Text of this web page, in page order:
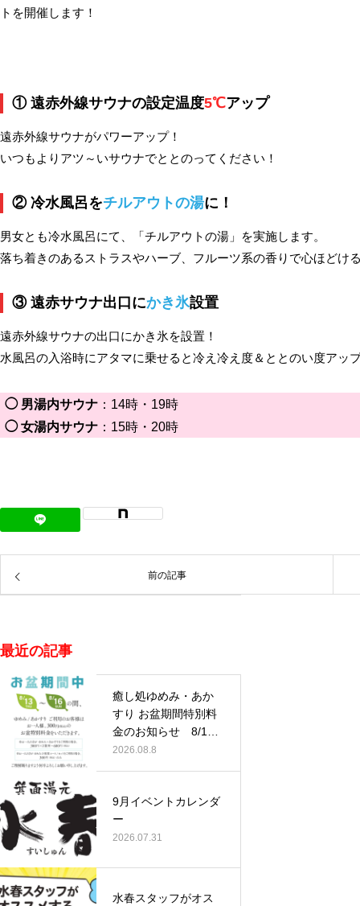
トを開催します！
① 遠赤外線サウナの設定温度5℃アップ
遠赤外線サウナがパワーアップ！
いつもよりアツ～いサウナでととのってください！
② 冷水風呂をチルアウトの湯に！
男女とも冷水風呂にて、「チルアウトの湯」を実施します。
落ち着きのあるストラスやハーブ、フルーツ系の香りで心ほどけ
③ 遠赤サウナ出口にかき氷設置
遠赤外線サウナの出口にかき氷を設置！
水風呂の入浴時にアタマに乗せると冷え冷え度＆ととのい度アッ
◯ 男湯内サウナ ：14時・19時
◯ 女湯内サウナ ：15時・20時
前の記事
最近の記事
癒し処ゆめみ・あか
すり お盆期間特別料
金のお知らせ 8/13
(木)…
2026.08.8
9月イベントカレンダ
ー
2026.07.31
水春スタッフがオス